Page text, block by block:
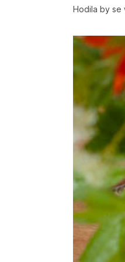
Hodila by se